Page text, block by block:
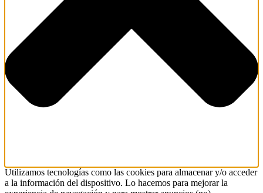
Utilizamos tecnologías como las cookies para almacenar y/o acceder
a la información del dispositivo. Lo hacemos para mejorar la